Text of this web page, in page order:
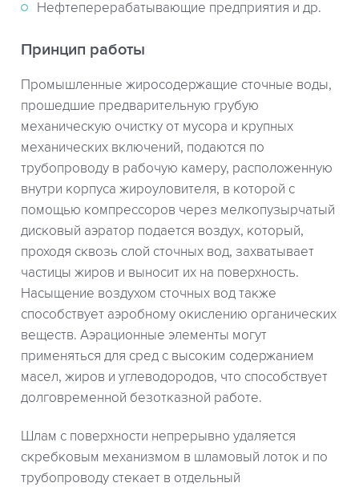
Нефтеперерабатывающие предприятия и др.
Принцип работы
Промышленные жиросодержащие сточные воды,
прошедшие предварительную грубую
механическую очистку от мусора и крупных
механических включений, подаются по
трубопроводу в рабочую камеру, расположенную
внутри корпуса жироуловителя, в которой с
помощью компрессоров через мелкопузырчатый
дисковый аэратор подается воздух, который,
проходя сквозь слой сточных вод, захватывает
частицы жиров и выносит их на поверхность.
Насыщение воздухом сточных вод также
способствует аэробному окислению органических
веществ. Аэрационные элементы могут
применяться для сред с высоким содержанием
масел, жиров и углеводородов, что способствует
долговременной безотказной работе.
Шлам с поверхности непрерывно удаляется
скребковым механизмом в шламовый лоток и по
трубопроводу стекает в отдельный